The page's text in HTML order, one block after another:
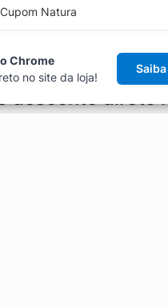
Cupom Natura
desconto direto
Chrome
no site da loja!